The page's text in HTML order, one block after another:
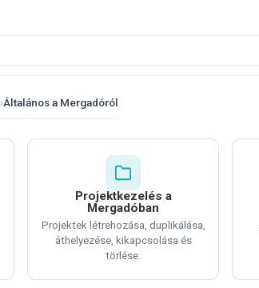
›Általános a Mergadóról
Projektkezelés a
Mergadóban
Projektek létrehozása, duplikálása,
áthelyezése, kikapcsolása és
törlése.